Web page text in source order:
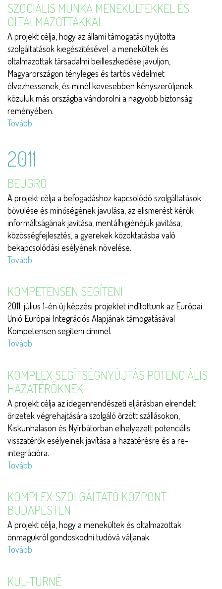
a
Balassagyarmati
Közösségi
Szálláson)
SZOCIÁLIS MUNKA MENEKÜLTEKKEL ÉS
OLTALMAZOTTAKKAL
A projekt célja, hogy az állami támogatás nyújtotta
szolgáltatások kiegészítésével a menekültek és
oltalmazottak társadalmi beilleszkedése javuljon,
Magyarországon tényleges és tartós védelmet
élvezhessenek, és minél kevesebben kényszerüljenek
közülük más országba vándorolni a nagyobb biztonság
reményében.
Tovább
2011
BEUGRÓ
A projekt célja a befogadáshoz kapcsolódó szolgáltatások
bővülése és minőségének javulása, az elismerést kérők
informáltságának javítása, mentálhigiénéjük javítása,
közösségfejlesztés, a gyerekek közoktatásba való
bekapcsolódási esélyének növelése.
Tovább
KOMPETENSEN SEGÍTENI
2011. július 1-én új képzési projektet indítottunk az Európai
Unió Európai Integrációs Alapjának támogatásával
Kompetensen segíteni címmel.
Tovább
KOMPLEX SEGÍTSÉGNYÚJTÁS POTENCIÁLIS
HAZATÉRŐKNEK
A projekt célja az idegenrendészeti eljárásban elrendelt
őrizetek végrehajtására szolgáló őrzött szállásokon,
Kiskunhalason és Nyírbátorban elhelyezett potenciális
visszatérők esélyeinek javítása a hazatérésre és a re-
integrációra.
Tovább
potenciális
hazatérőknek)
KOMPLEX SZOLGÁLTATÓ KÖZPONT
BUDAPESTEN
A projekt célja, hogy a menekültek és oltalmazottak
önmagukról gondoskodni tudóvá váljanak.
Tovább
központ
Budapesten)
KUL-TURNÉ